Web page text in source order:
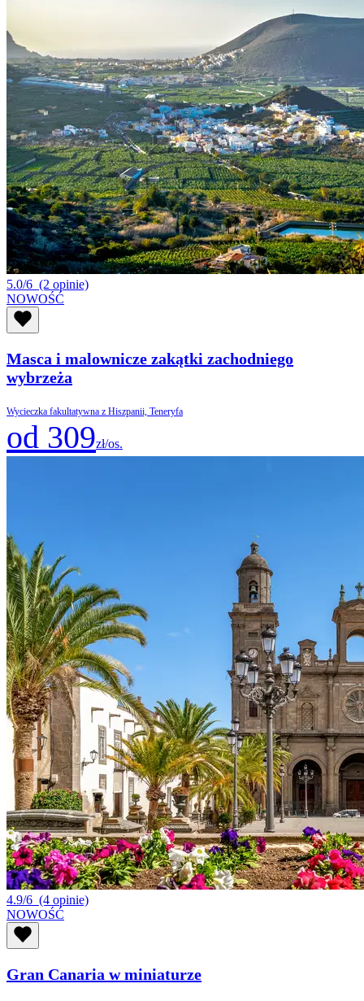
5.0/6 (2 opinie)
NOWOŚĆ
Masca i malownicze zakątki zachodniego
wybrzeża
Wycieczka fakultatywna z Hiszpanii, Teneryfa
od 309zł/os.
4.9/6 (4 opinie)
NOWOŚĆ
Gran Canaria w miniaturze